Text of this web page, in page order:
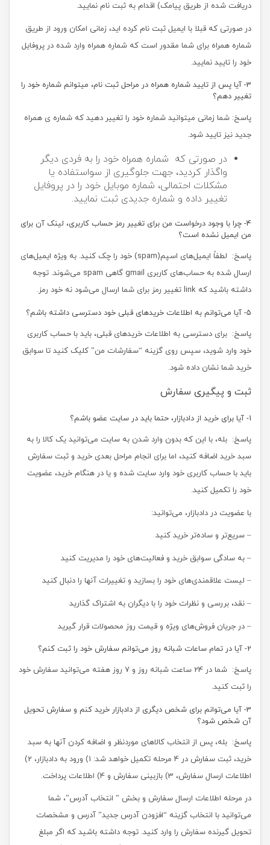
دریافت شده از طریق پیامک) اقدام به ثبت نام نمایید.
در صورتی که قبلا با ایمیل ثبت نام کرده اید، زمانی امکان ورود از طریق
شماره همراه برای شما مقدور است که شماره همراه وارد شده در پروفایل
خود را تایید نمایید.
3- آیا پس از تایید شماره همراه در مراحل ثبت نام، میتوانم شماره خود را
تغییر دهم؟
پاسخ: شما زمانی میتوانید شماره خود را تغییر دهید که شماره ی همراه
جدید نیز تایید شود.
در صورتی که شماره همراه خود را به فردی دیگر
واگذار کردید، جهت جلوگیری از سواستفاده یا
مشکلات احتمالی، شماره موبایل خود را در پروفایل
تغییر داده و شماره جدیدی ثبت نمایید.
4- چرا با وجود درخواست من برای تغییر رمز حساب کاربری، لینک آن برای
من ایمیل نشده است؟
پاسخ: لطفاً ایمیل‌های اسپم(spam) خود را چک کنید. به ویژه ایمیل‌های
ارسال شده به حساب‏‌های کاربری gmail گاهی spam می‌شوند. توجه
داشته باشید که link تغییر رمز برای شما ارسال می‏‌شود نه خود رمز.
5- آیا می‌‏توانم به اطلاعات خریدهای قبلی خود دسترسی داشته باشم؟
پاسخ: برای دسترسی به اطلاعات خریدهای قبلی، باید با حساب کاربری
خود وارد شوید، سپس روی گزینه “سفارشات من” کلیک کنید تا سوابق
خرید شما نشان داده ‏شود.
ثبت و پیگیری سفارش
1- آیا برای خرید از دادبازار، حتما باید در سایت عضو باشم؟
پاسخ: بله، با این که بدون وارد شدن به سایت می‏‌توانید یک کالا را به
سبد خرید اضافه کنید، اما برای انجام مراحل بعدی خرید و ثبت سفارش
باید با حساب کاربری خود وارد سایت شده و یا در هنگام خرید، عضویت
خود را تکمیل کنید.
با عضویت در دادبازار، می‌توانید:
– سریع‌تر و ساده‌تر خرید کنید
– به سادگی سوابق خرید و فعالیت‌های خود را مدیریت کنید
– لیست علاقمندی‌های خود را بسازید و تغییرات آنها را دنبال کنید
– نقد، بررسی و نظرات خود را با دیگران به اشتراک گذارید
– در جریان فروش‌های ویژه و قیمت روز محصولات قرار گیرید
2- آیا در تمام ساعات شبانه روز می‌توانم سفارش خود را ثبت کنم؟
پاسخ: شما در 24 ساعت شبانه روز و 7 روز هفته می‌‏توانید سفارش خود
را ثبت کنید.
3- آیا می‌توانم برای شخص دیگری از دادبازار خرید کنم و سفارش تحویل
آن شخص شود؟
پاسخ: بله، پس از انتخاب کالاهای موردنظر و اضافه کردن آنها به سبد
خرید، ثبت سفارش در 4 مرحله تکمیل خواهد شد: 1) ورود به دادبازار، 2)
اطلاعات ارسال سفارش، 3) بازبینی سفارش و 4) اطلاعات پرداخت.
در مرحله اطلاعات ارسال سفارش و بخش ” انتخاب آدرس”، شما
می‌توانید با انتخاب گزینه “افزودن آدرس جدید” آدرس و مشخصات
تحویل گیرنده سفارش را وارد کنید. توجه داشته باشید که اگر مبلغ